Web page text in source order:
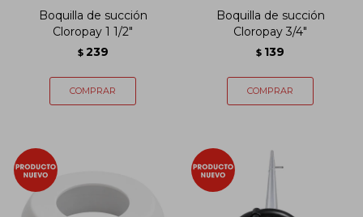
Boquilla de succión
Cloropay 1 1/2"
$ 239
Boquilla de succión
Cloropay 3/4"
$ 139